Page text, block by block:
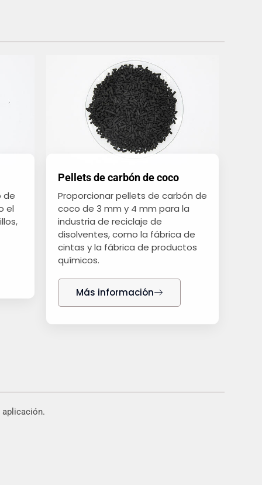
de
el
Pellets de carbón de coco
Proporcionar pellets de carbón de
coco de 3 mm y 4 mm para la
industria de reciclaje de
disolventes, como la fábrica de
cintas y la fábrica de productos
químicos.
Más información
aplicación.